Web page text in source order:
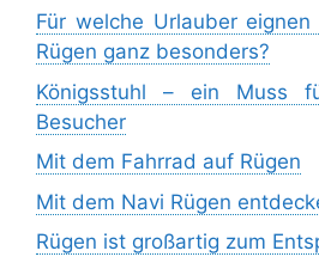
Für welche Urlauber
Rügen ganz besonders?
Königsstuhl – ein Muss
Besucher
Mit dem Fahrrad auf Rügen
Mit dem Navi Rügen
Rügen ist großartig zum